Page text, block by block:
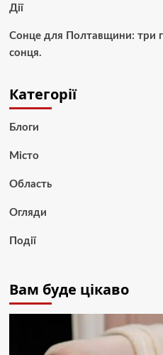
Дії
Сонце для Полтавщини: три
сонця.
Категорії
Блоги
Місто
Область
Огляди
Події
Вам буде цікаво